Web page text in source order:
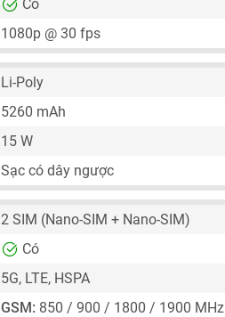
Có
1080p @ 30 fps
Li-Poly
5260 mAh
15 W
Sạc có dây ngược
2 SIM (Nano-SIM + Nano-SIM)
Có
5G, LTE, HSPA
GSM: 850 / 900 / 1800 / 1900 MHz